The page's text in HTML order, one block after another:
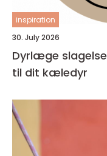
inspiration
30. July 2026
Dyrlæge slagelse sådan vælger du den rette
til dit kæledyr